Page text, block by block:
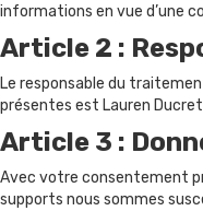
informations en vue d’une
Article 2 :
Le responsable du
présentes est Lauren
Article 3 :
Avec votre consentement
supports nous sommes